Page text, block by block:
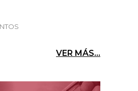
VER MÁS...